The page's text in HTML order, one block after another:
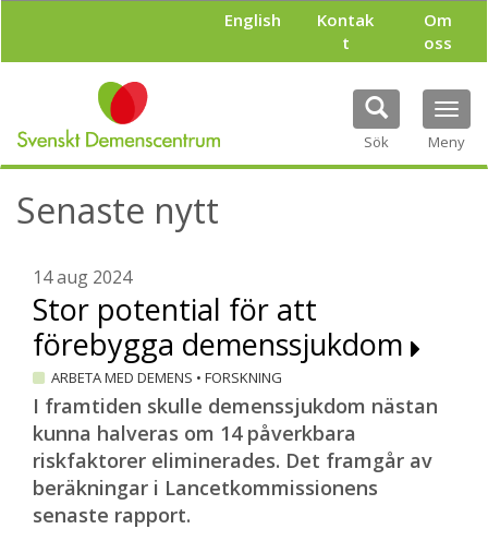
l
English
Kontak
t
Om
oss
Sök Meny
Senaste nytt
14 aug 2024
Stor potential för att
förebygga demenssjukdom
ARBETA MED DEMENS • FORSKNING
I framtiden skulle demenssjukdom nästan
kunna halveras om 14 påverkbara
riskfaktorer eliminerades. Det framgår av
beräkningar i Lancetkommissionens
senaste rapport.